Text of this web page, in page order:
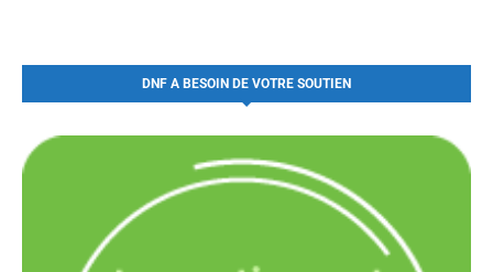
DNF A BESOIN DE VOTRE SOUTIEN